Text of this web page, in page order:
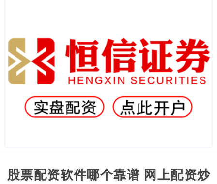
股票配资软件哪个靠谱 网上配资炒